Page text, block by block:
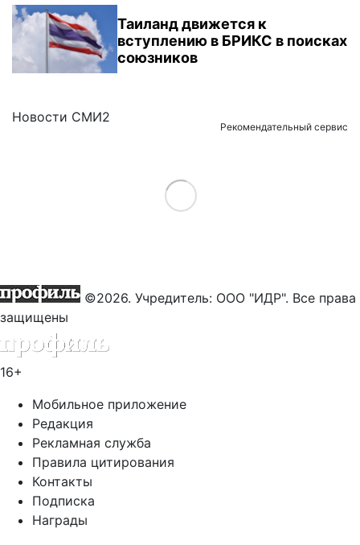
Таиланд движется к
вступлению в БРИКС в поисках
союзников
Новости СМИ2
Рекомендательный сервис
Load More
©2026. Учредитель: ООО "ИДР". Все права
защищены
16+
Мобильное приложение
Редакция
Рекламная служба
Правила цитирования
Контакты
Подписка
Награды